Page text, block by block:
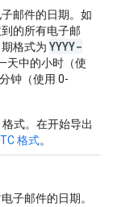
邮件的日期。如
的所有电子邮
格式为 YYYY-
天中的小时（使
钟（使用 0-
式。在开始导出
格式。
子邮件的日期。